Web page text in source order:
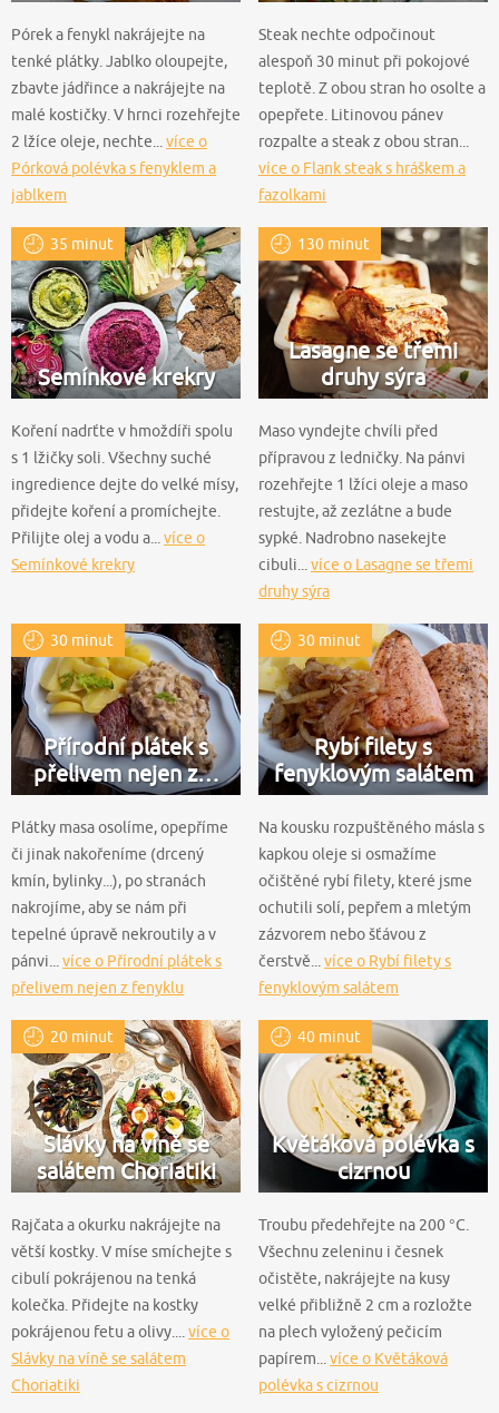
Pórek a fenykl nakrájejte na
tenké plátky. Jablko oloupejte,
zbavte jádřince a nakrájejte na
malé kostičky. V hrnci rozehřejte
2 lžíce oleje, nechte... více o
Pórková polévka s fenyklem a
jablkem
Steak nechte odpočinout
alespoň 30 minut při pokojové
teplotě. Z obou stran ho osolte a
opepřete. Litinovou pánev
rozpalte a steak z obou stran...
více o Flank steak s hráškem a
fazolkami
35 minut
Semínkové krekry
Koření nadrťte v hmoždíři spolu
s 1 lžičky soli. Všechny suché
ingredience dejte do velké mísy,
přidejte koření a promíchejte.
Přilijte olej a vodu a... více o
Semínkové krekry
130 minut
Lasagne se třemi
druhy sýra
Maso vyndejte chvíli před
přípravou z ledničky. Na pánvi
rozehřejte 1 lžíci oleje a maso
restujte, až zezlátne a bude
sypké. Nadrobno nasekejte
cibuli... více o Lasagne se třemi
druhy sýra
30 minut
Přírodní plátek s
přelivem nejen z…
Plátky masa osolíme, opepříme
či jinak nakořeníme (drcený
kmín, bylinky...), po stranách
nakrojíme, aby se nám při
tepelné úpravě nekroutily a v
pánvi...více o Přírodní plátek s
přelivem nejen z fenyklu
30 minut
Rybí filety s
fenyklovým salátem
Na kousku rozpuštěného másla s
kapkou oleje si osmažíme
očištěné rybí filety, které jsme
ochutili solí, pepřem a mletým
zázvorem nebo šťávou z
čerstvě...více o Rybí filety s
fenyklovým salátem
20 minut
Slávky na víně se
salátem Choriatiki
Rajčata a okurku nakrájejte na
větší kostky. V míse smíchejte s
cibulí pokrájenou na tenká
kolečka. Přidejte na kostky
pokrájenou fetu a olivy.... více o
Slávky na víně se salátem
Choriatiki
40 minut
Květáková polévka s
cizrnou
Troubu předehřejte na 200 °C.
Všechnu zeleninu i česnek
očistěte, nakrájejte na kusy
velké přibližně 2 cm a rozložte
na plech vyložený pečicím
papírem... více o Květáková
polévka s cizrnou